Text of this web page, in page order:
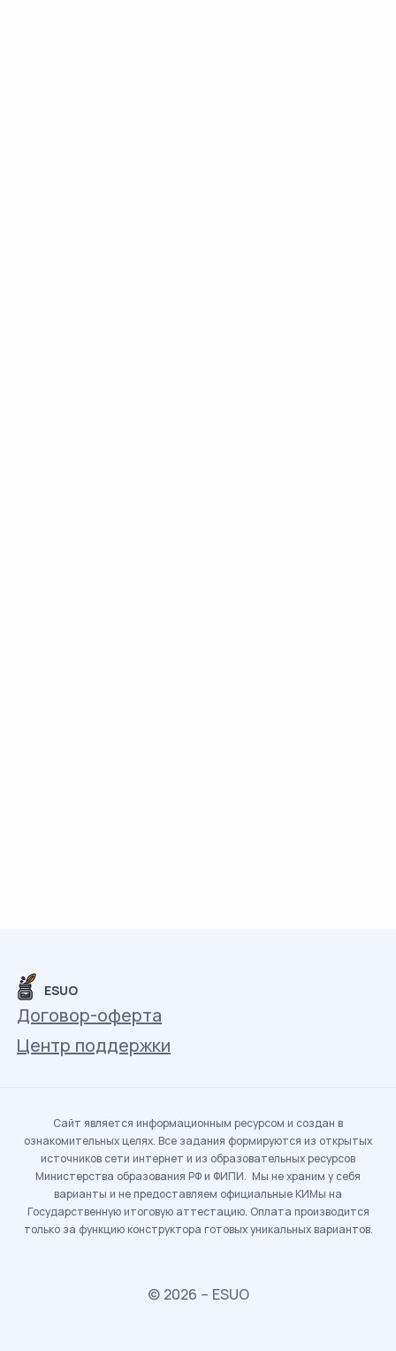
ESUO
Договор-оферта
Центр поддержки
Сайт является информационным ресурсом и создан в
ознакомительных целях. Все задания формируются из открытых
источников сети интернет и из образовательных ресурсов
Министерства образования РФ и ФИПИ. Мы не храним у себя
варианты и не предоставляем официальные КИМы на
Государственную итоговую аттестацию. Оплата производится
только за функцию конструктора готовых уникальных вариантов.
© 2026 – ESUO